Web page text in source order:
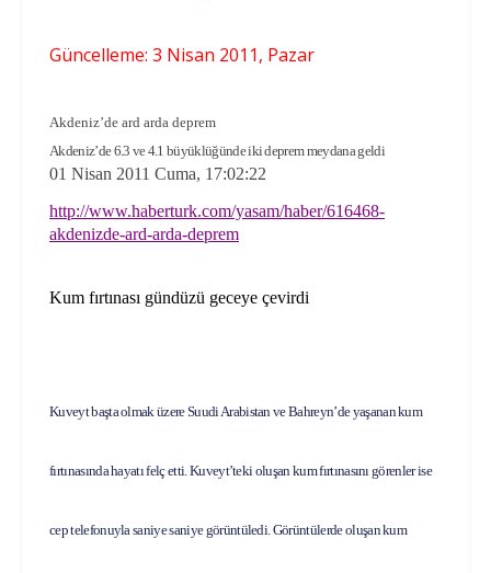
Güncelleme: 3 Nisan 2011, Pazar
Akdeniz’de ard arda deprem
Akdeniz’de 6.3 ve 4.1 büyüklüğünde iki deprem meydana geldi
01 Nisan 2011 Cuma, 17:02:22
http://www.haberturk.com/yasam/haber/616468-
akdenizde-ard-arda-deprem
Kum fırtınası gündüzü geceye çevirdi
Kuveyt başta olmak üzere Suudi Arabistan ve Bahreyn’de yaşanan kum
fırtınasında hayatı felç etti. Kuveyt’teki oluşan kum fırtınasını görenler ise
cep telefonuyla saniye saniye görüntüledi. Görüntülerde oluşan kum